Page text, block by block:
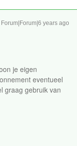
Forum|Forum|6 years ago
je eigen
eventueel
graag gebruik van